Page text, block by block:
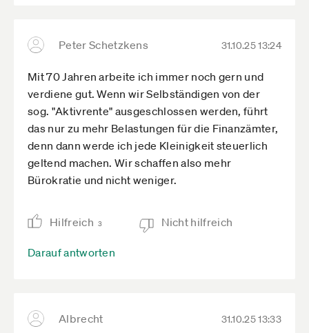
steuerlichen Freibetrag in Höhe von monatlich
über ihr dreiundsechzigstes Lebensjahr
weiterarbeiten. Allein die Aussicht, nicht hiervon
zu profitieren, setzt negative Fehlanreize, die auf
die gesamte Gesellschaft zurückschlagen,
beispielsweise wenn sich junge Menschen bei
ihrem Start in das Berufsleben dagegen
entscheiden, ihr wohlfahrtsstiftendes
der Allgemeinheit zu stellen - gerade in einer Zeit,
in welcher der Sozialstaat an die Grenzen seiner
Finanzierbarkeit stößt, weil sich zu viele
weiterarbeiten könnten. Zur Erinnerung: Die
Peter Schetzkens 31.10.25 13:24
Mit 70 Jahren arbeite ich immer noch gern und
verdiene gut. Wenn wir Selbständigen von der
sog. "Aktivrente" ausgeschlossen werden, führt
das nur zu mehr Belastungen für die Finanzämter,
denn dann werde ich jede Kleinigkeit steuerlich
geltend machen. Wir schaffen also mehr
Bürokratie und nicht weniger.
Hilfreich 3 Nicht hilfreich
Darauf antworten
Albrecht 31.10.25 13:33